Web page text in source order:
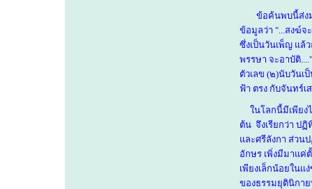
ข้อค้นพบนี้ส่งมา
ข้อมูลว่า "...สงฆ์จ
ซึ่งเป็นวันเพ็ญ แล้
พรรษา จะอาบัติ
ตัวเลข (๒)นับวันเ
ฟ้า ตรง กับจันทร์
ในโลกนี้มีเพียง
ต้น จึงเรียกว่า ป
และศรีลังกา ส่วน
อักษร เพิ่งมีมาแค่
เพียงเล็กน้อยในแ
ของธรรมยุตินิกา